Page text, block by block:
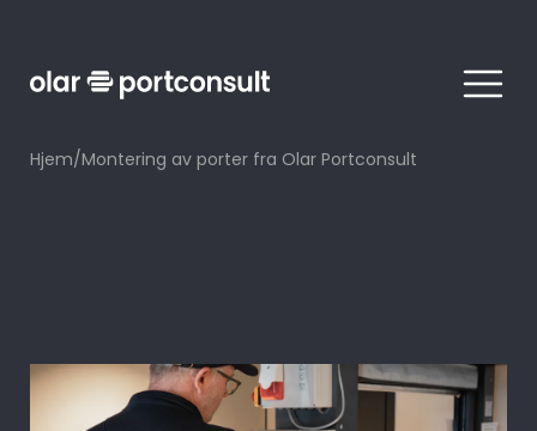
Hjem/Montering av porter fra Olar Portconsult